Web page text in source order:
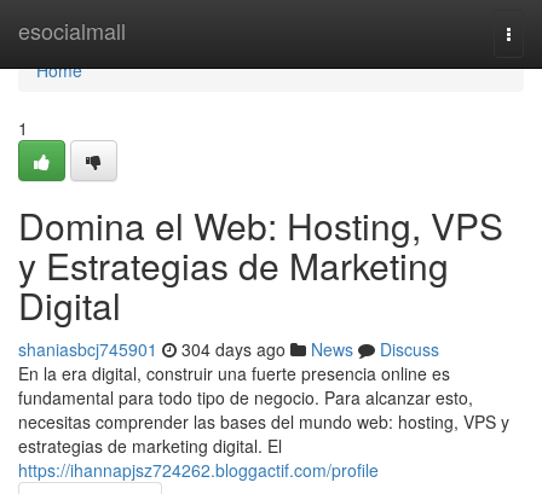
esocialmall
Home
Home
1
Domina el Web: Hosting, VPS
y Estrategias de Marketing
Digital
shaniasbcj745901 304 days ago News
Discuss
En la era digital, construir una fuerte presencia online es
fundamental para todo tipo de negocio. Para alcanzar esto,
necesitas comprender las bases del mundo web: hosting, VPS y
estrategias de marketing digital. El
https://ihannapjsz724262.bloggactif.com/profile